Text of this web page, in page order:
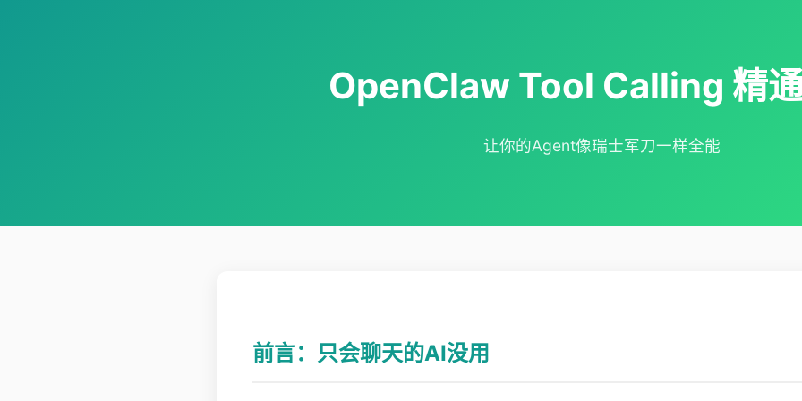
OpenClaw Tool Calling 精
让你的Agent像瑞士军刀一样全能
前言：只会聊天的AI没用